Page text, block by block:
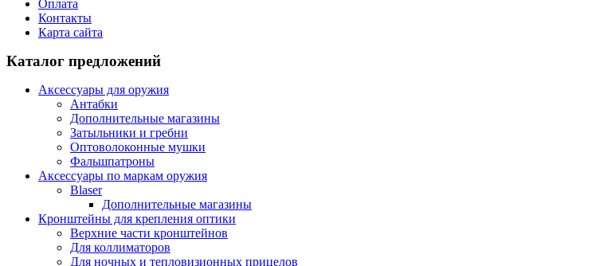
Оплата
Контакты
Карта сайта
Каталог предложений
Аксессуары для оружия
Антабки
Дополнительные магазины
Затыльники и гребни
Оптоволоконные мушки
Фальшпатроны
Аксессуары по маркам оружия
Blaser
Дополнительные магазины
Кронштейны для крепления оптики
Верхние части кронштейнов
Для коллиматоров
Для ночных и тепловизионных прицелов